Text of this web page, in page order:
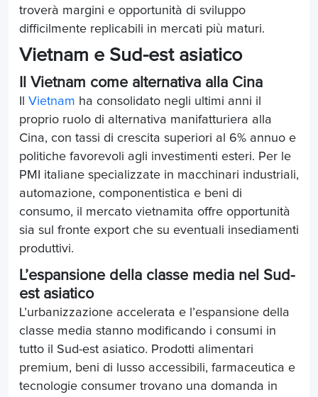
troverà margini e opportunità di sviluppo
difficilmente replicabili in mercati più maturi.
Vietnam e Sud-est asiatico
Il Vietnam come alternativa alla Cina
Vietnam ha consolidato negli ultimi anni il
proprio ruolo di alternativa manifatturiera alla
Cina, con tassi di crescita superiori al 6% annuo e
politiche favorevoli agli investimenti esteri. Per le
PMI italiane specializzate in macchinari industriali,
automazione, componentistica e beni di
consumo, il mercato vietnamita offre opportunità
sia sul fronte export che su eventuali insediamenti
produttivi.
L’espansione della classe media nel Sud-
est asiatico
L’urbanizzazione accelerata e l’espansione della
classe media stanno modificando i consumi in
tutto il Sud-est asiatico. Prodotti alimentari
premium, beni di lusso accessibili, farmaceutica e
tecnologie consumer trovano una domanda in